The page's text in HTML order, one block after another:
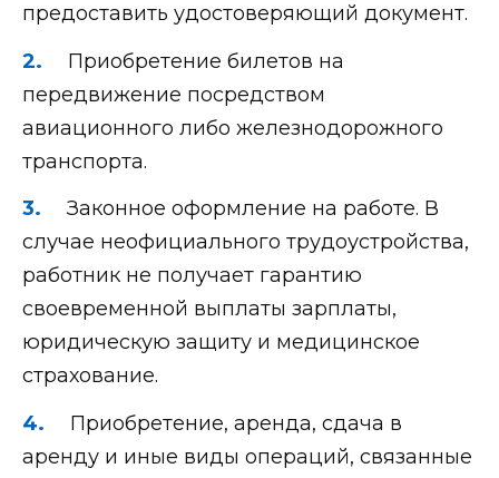
предоставить удостоверяющий документ.
Приобретение билетов на
передвижение посредством
авиационного либо железнодорожного
транспорта.
Законное оформление на работе. В
случае неофициального трудоустройства,
работник не получает гарантию
своевременной выплаты зарплаты,
юридическую защиту и медицинское
страхование.
Приобретение, аренда, сдача в
аренду и иные виды операций, связанные